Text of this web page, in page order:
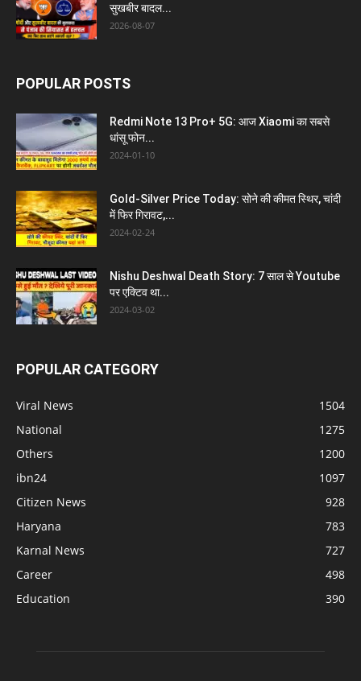
सुखबीर बादल...
2026-08-07
POPULAR POSTS
Redmi Note 13 Pro+ 5G: आज Xiaomi का सबसे
धांसू फोन...
2024-01-10
Gold-Silver Price Today: सोने की कीमत स्थिर, चांदी
में फिर गिरावट,...
2024-02-24
Nishu Deshwal Death Story: 7 साल से Youtube
पर एक्टिव था...
2024-03-02
POPULAR CATEGORY
Viral News
1504
National
1275
Others
1200
ibn24
1097
Citizen News
928
Haryana
783
Karnal News
727
Career
498
Education
390